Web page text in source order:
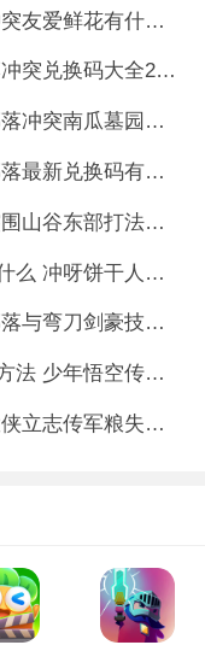
部落冲突友爱鲜花怎么得 部落冲突友爱鲜花有什么用
部落冲突最新兑换码有哪些 部落冲突兑换码大全2023
部落冲突南瓜墓园挑战怎么玩 部落冲突南瓜墓园通关攻略
凛冬部落兑换码最新介绍 凛冬部落最新兑换码有哪些
暗区突围山谷东部如何打 暗区突围山谷东部打法详解
冲呀饼干人王国关卡掉落奖励有什么 冲呀饼干人王国关卡掉落奖励详解
部落与弯刀剑豪技能怎么加点 部落与弯刀剑豪技能加点建议
少年悟空传游戏中珍稀道具获取方法 少年悟空传游戏珍稀道具如何获取
大侠立志传军粮失窃任务攻略 大侠立志传军粮失窃任务如何做